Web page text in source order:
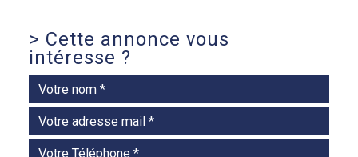
> Cette annonce vous
intéresse ?